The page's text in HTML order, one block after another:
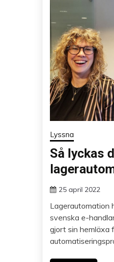
Lyssna
Så lyckas
25 april 2022
Lagerautomation
svenska e-
gjort sin hemläxa